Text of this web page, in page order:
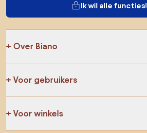
Ik wil alle functies!
Over Biano
Voor gebruikers
Voor winkels